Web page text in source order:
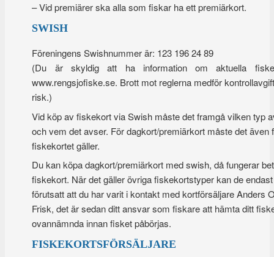
– Vid premiärer ska alla som fiskar ha ett premiärkort.
SWISH
Föreningens Swishnummer är: 123 196 24 89
(Du är skyldig att ha information om aktuella
www.rengsjofiske.se. Brott mot reglerna medför
risk.)
Vid köp av fiskekort via Swish måste det framgå vilken typ
och vem det avser. För dagkort/premiärkort måste det även
fiskekortet gäller.
Du kan köpa dagkort/premiärkort med swish, då fungerar
fiskekort. När det gäller övriga fiskekortstyper kan de
förutsatt att du har varit i kontakt med kortförsäljare Anders
Frisk, det är sedan ditt ansvar som fiskare att hämta ditt
ovannämnda innan fisket påbörjas.
FISKEKORTSFÖRSÄLJARE